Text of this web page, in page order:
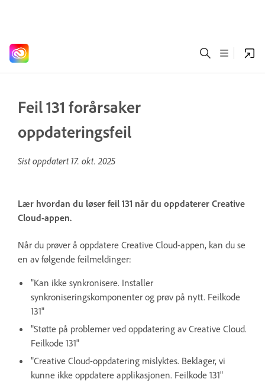
Feil 131 forårsaker
oppdateringsfeil
Sist oppdatert 17. okt. 2025
Lær hvordan du løser feil 131 når du oppdaterer Creative
Cloud-appen.
Når du prøver å oppdatere Creative Cloud-appen, kan du se
en av følgende feilmeldinger:
"Kan ikke synkronisere. Installer
synkroniseringskomponenter og prøv på nytt. Feilkode
131"
"Støtte på problemer ved oppdatering av Creative Cloud.
Feilkode 131"
"Creative Cloud-oppdatering mislyktes. Beklager, vi
kunne ikke oppdatere applikasjonen. Feilkode 131"